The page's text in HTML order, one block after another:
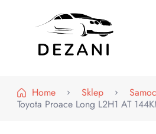
Home
Sklep
Toyota Proace Long L2H1 AT